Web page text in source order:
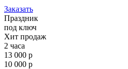
Заказать
Праздник
под ключ
Хит продаж
2 часа
13 000 р
10 000 р